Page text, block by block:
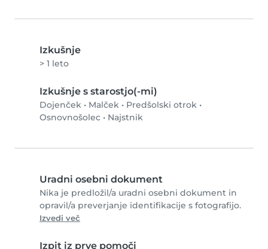
Izkušnje
> 1 leto
Izkušnje s starostjo(-mi)
Dojenček • Malček • Predšolski otrok •
Osnovnošolec • Najstnik
Uradni osebni dokument
Nika je predložil/a uradni osebni dokument in
opravil/a preverjanje identifikacije s fotografijo.
Izvedi več
Izpit iz prve pomoči